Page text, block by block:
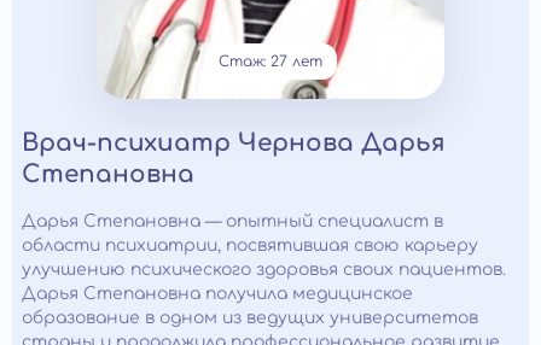
Стаж: 27 лет
Врач-психиатр Чернова Дарья
Степановна
Дарья Степановна — опытный специалист в
области психиатрии, посвятившая свою карьеру
улучшению психического здоровья своих пациентов.
Дарья Степановна получила медицинское
образование в одном из ведущих университетов